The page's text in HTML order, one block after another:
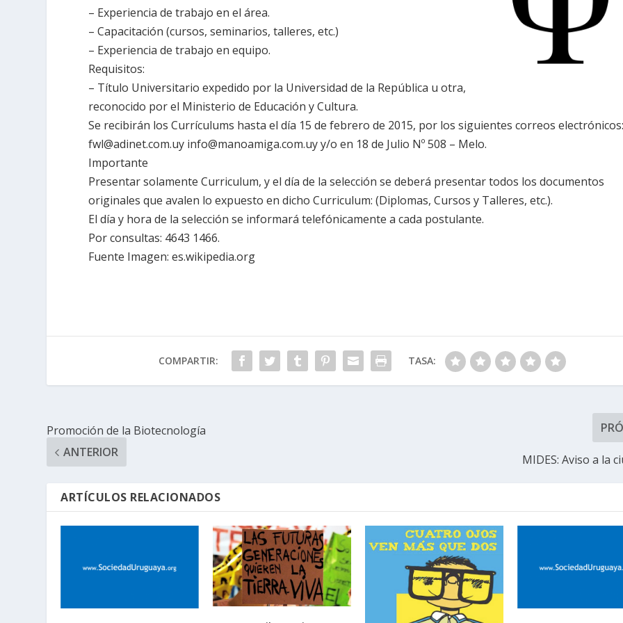
– Experiencia de trabajo en el área.
– Capacitación (cursos, seminarios, talleres, etc.)
– Experiencia de trabajo en equipo.
Requisitos:
– Título Universitario expedido por la Universidad de la República u otra,
reconocido por el Ministerio de Educación y Cultura.
Se recibirán los Currículums hasta el día 15 de febrero de 2015, por los siguientes correos
fwl@adinet.com.uy info@manoamiga.com.uy y/o en 18 de Julio Nº 508 – Melo.
Importante
Presentar solamente Curriculum, y el día de la selección se deberá presentar todos los documentos
originales que avalen lo expuesto en dicho Curriculum: (Diplomas, Cursos y Talleres, etc.).
El día y hora de la selección se informará telefónicamente a cada postulante.
Por consultas: 4643 1466.
Fuente Imagen: es.wikipedia.org
COMPARTIR: TASA:
Promoción de la Biotecnología
ANTERIOR
MIDES: Aviso a la
ARTÍCULOS RELACIONADOS